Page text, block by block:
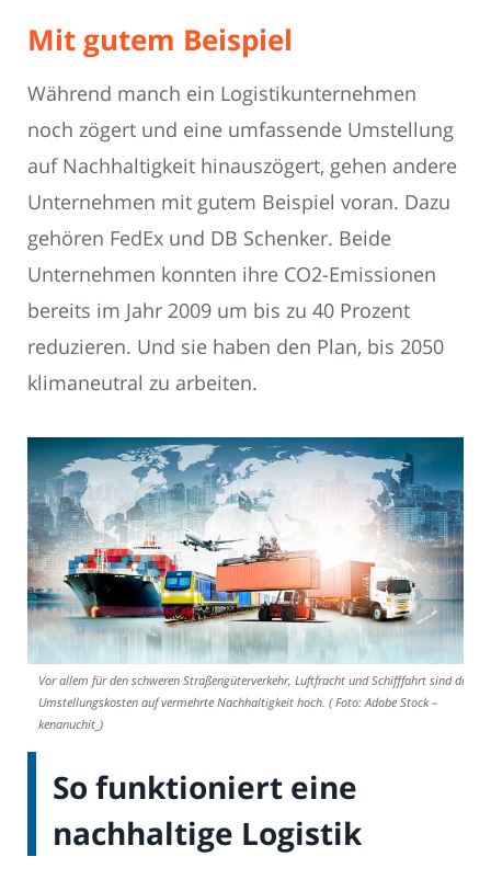
Mit gutem Beispiel
Während manch ein Logistikunternehmen
noch zögert und eine umfassende Umstellung
auf Nachhaltigkeit hinauszögert, gehen andere
Unternehmen mit gutem Beispiel voran. Dazu
gehören FedEx und DB Schenker. Beide
Unternehmen konnten ihre CO2-Emissionen
bereits im Jahr 2009 um bis zu 40 Prozent
reduzieren. Und sie haben den Plan, bis 2050
klimaneutral zu arbeiten.
Vor allem für den schweren Straßengüterverkehr, Luftfracht und Schifffahrt sind die
Umstellungskosten auf vermehrte Nachhaltigkeit hoch. ( Foto: Adobe Stock –
kenanuchit_)
So funktioniert eine
nachhaltige Logistik